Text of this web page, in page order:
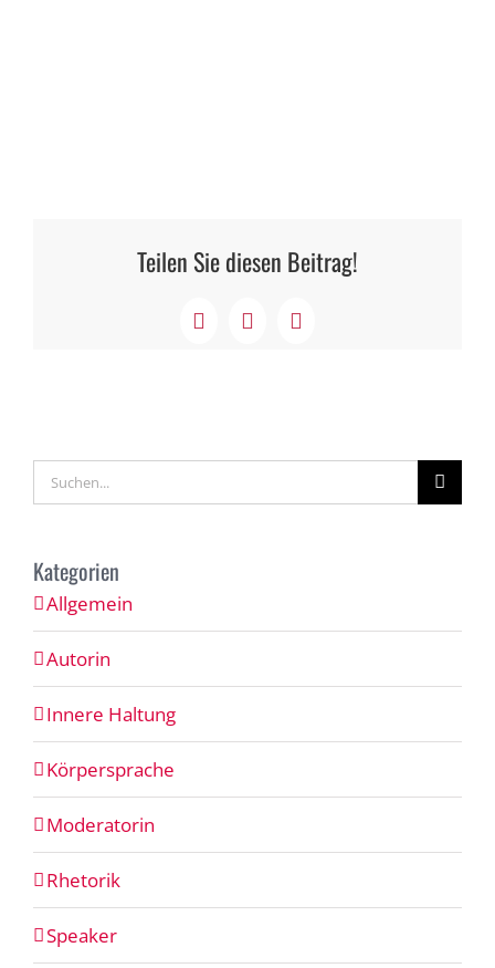
Teilen Sie diesen Beitrag!
Facebook
X LinkedIn
Suche
nach:
Kategorien
Allgemein
Autorin
Innere Haltung
Körpersprache
Moderatorin
Rhetorik
Speaker